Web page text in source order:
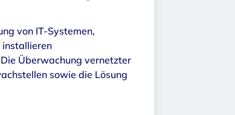
von IT-Systemen,
installieren
Überwachung vernetzter
sowie die Lösung